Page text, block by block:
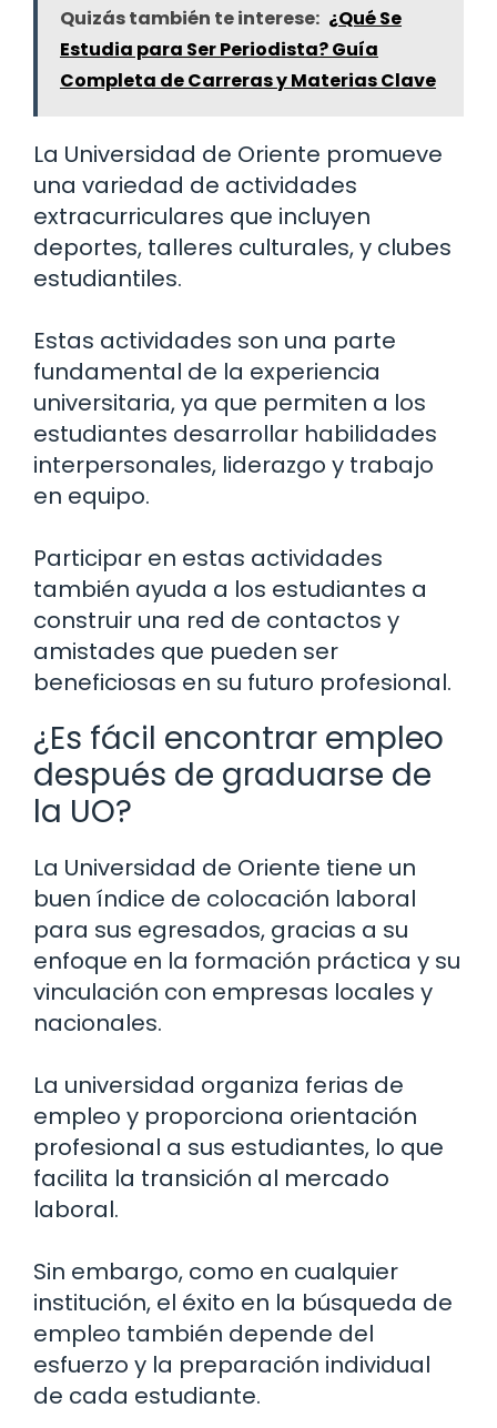
Quizás también te interese: ¿Qué Se
Estudia para Ser Periodista? Guía
Completa de Carreras y Materias Clave
La Universidad de Oriente promueve
una variedad de actividades
extracurriculares que incluyen
deportes, talleres culturales, y clubes
estudiantiles.
Estas actividades son una parte
fundamental de la experiencia
universitaria, ya que permiten a los
estudiantes desarrollar habilidades
interpersonales, liderazgo y trabajo
en equipo.
Participar en estas actividades
también ayuda a los estudiantes a
construir una red de contactos y
amistades que pueden ser
beneficiosas en su futuro profesional.
¿Es fácil encontrar empleo
después de graduarse de
la UO?
La Universidad de Oriente tiene un
buen índice de colocación laboral
para sus egresados, gracias a su
enfoque en la formación práctica y su
vinculación con empresas locales y
nacionales.
La universidad organiza ferias de
empleo y proporciona orientación
profesional a sus estudiantes, lo que
facilita la transición al mercado
laboral.
Sin embargo, como en cualquier
institución, el éxito en la búsqueda de
empleo también depende del
esfuerzo y la preparación individual
de cada estudiante.